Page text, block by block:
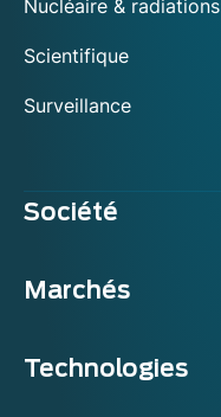
Nucléaire & radiations
Scientifique
Surveillance
Société
Marchés
Technologies